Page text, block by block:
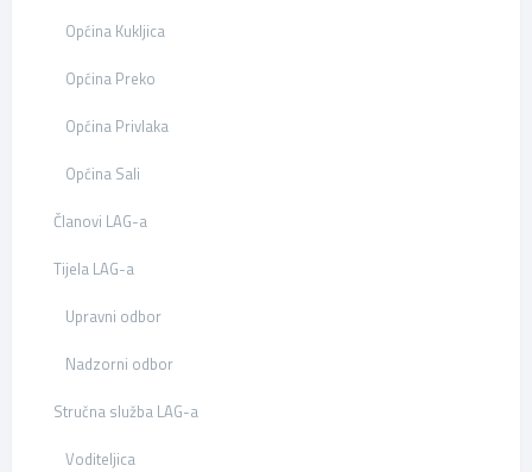
Općina Kukljica
Općina Preko
Općina Privlaka
Općina Sali
Članovi LAG-a
Tijela LAG-a
Upravni odbor
Nadzorni odbor
Stručna služba LAG-a
Voditeljica